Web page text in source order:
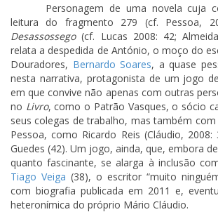
Personagem de uma novela cuja
leitura do fragmento 279 (cf. Pessoa,
Desassossego(cf. Lucas 2008: 42;
relata a despedida de António, o moço do
Douradores, Bernardo Soares, a quase
nesta narrativa, protagonista de um jogo
em que convive não apenas com outras
no Livro, como o Patrão Vasques, o sócio
seus colegas de trabalho, mas também
Pessoa, como Ricardo Reis (Cláudio,
Guedes (42). Um jogo, ainda, que, embora
quanto fascinante, se alarga à inclusão
Tiago Veiga (38), o escritor “muito
com biografia publicada em 2011 e,
heteronímica do próprio Mário Cláudio.